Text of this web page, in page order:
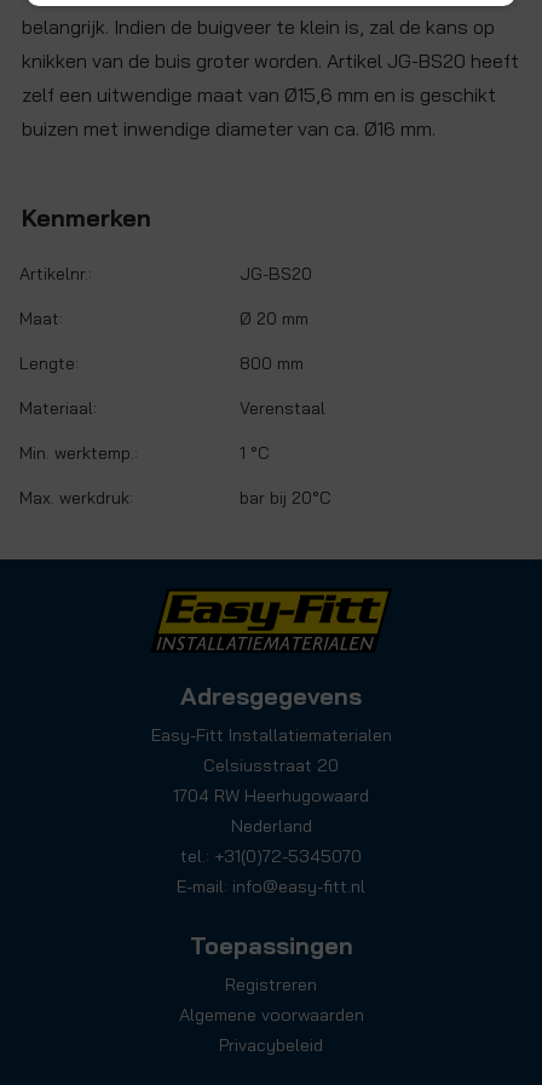
belangrijk. Indien de buigveer te klein is, zal de kans op
knikken van de buis groter worden. Artikel JG-BS20 heeft
zelf een uitwendige maat van Ø15,6 mm en is geschikt
buizen met inwendige diameter van ca. Ø16 mm.
Kenmerken
Artikelnr.: JG-BS20
Maat: Ø 20 mm
Lengte: 800 mm
Materiaal: Verenstaal
Min. werktemp.: 1 °C
Max. werkdruk: bar bij 20°C
Adresgegevens
Easy-Fitt Installatiematerialen
Celsiusstraat 20
1704 RW Heerhugowaard
Nederland
tel.: +31(0)72-5345070
E-mail: info@easy-fitt.nl
Toepassingen
Registreren
Algemene voorwaarden
Privacybeleid